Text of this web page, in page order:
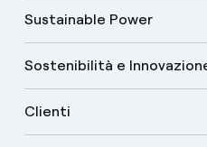
Sustainable Power
Sostenibilità e
Clienti